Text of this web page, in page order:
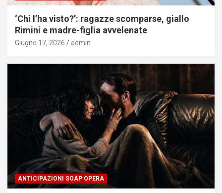
‘Chi l’ha visto?’: ragazze scomparse, giallo
Rimini e madre-figlia avvelenate
Giugno 17, 2026 admin
ANTICIPAZIONI SOAP OPERA